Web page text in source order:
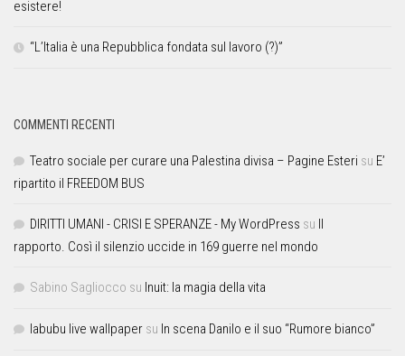
esistere!
“L’Italia è una Repubblica fondata sul lavoro (?)”
COMMENTI RECENTI
Teatro sociale per curare una Palestina divisa – Pagine Esteri su E’
ripartito il FREEDOM BUS
DIRITTI UMANI - CRISI E SPERANZE - My WordPress su Il
rapporto. Così il silenzio uccide in 169 guerre nel mondo
Sabino Sagliocco su Inuit: la magia della vita
labubu live wallpaper su In scena Danilo e il suo “Rumore bianco”